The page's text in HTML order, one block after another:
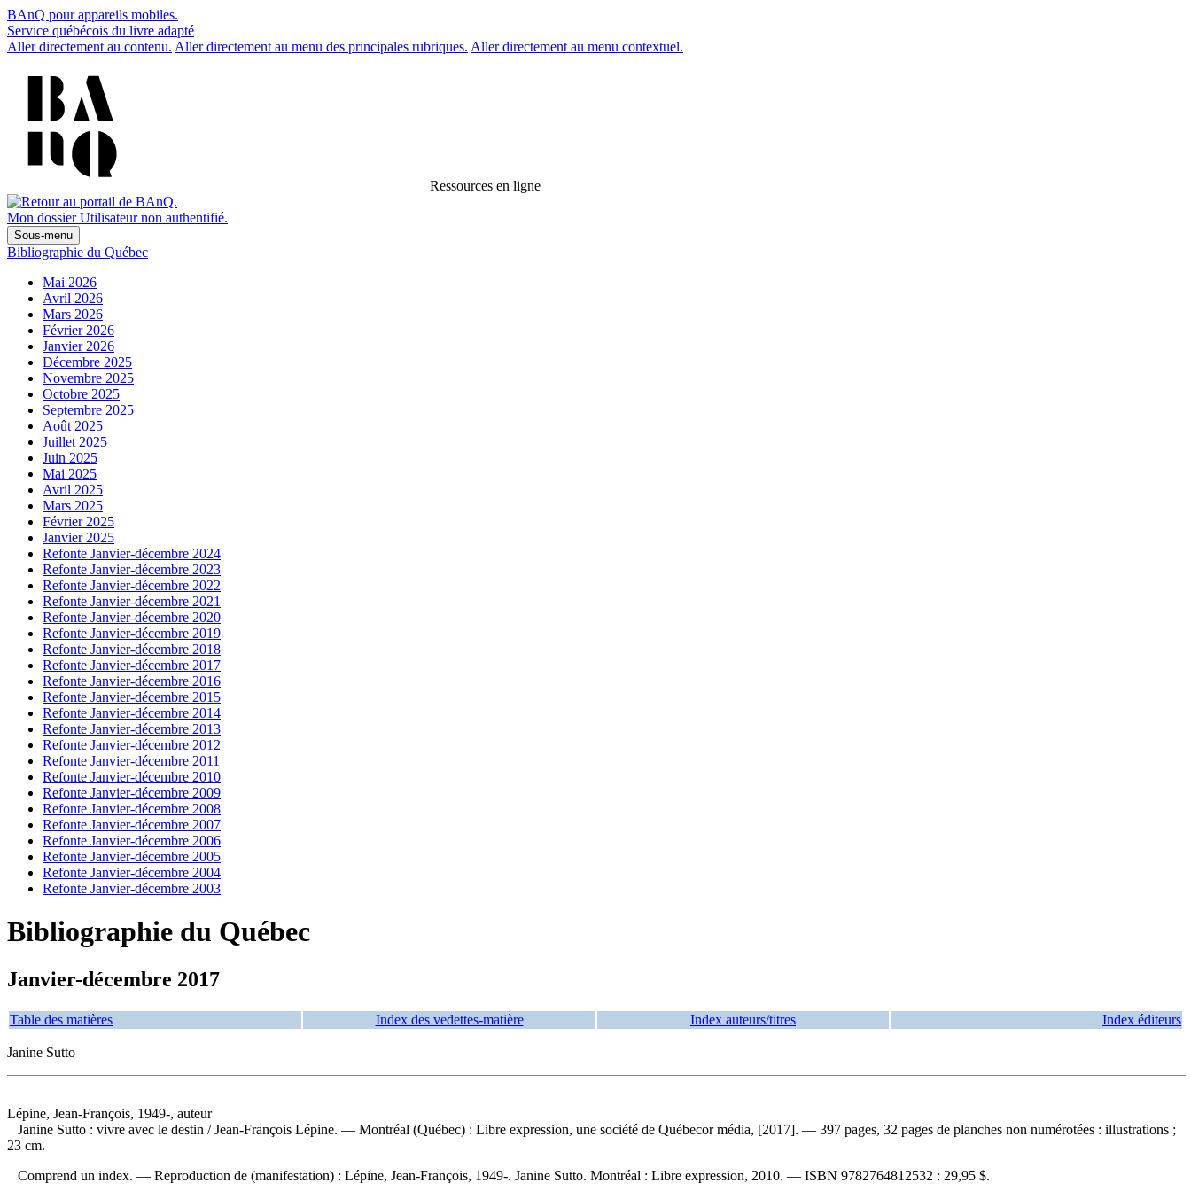
BAnQ pour appareils mobiles.
Service québécois du livre adapté
Aller directement au contenu. Aller directement au menu des principales rubriques. Aller directement au menu contextuel.
Ressources en ligne
Mon dossier Utilisateur non authentifié.
Sous-menu
Bibliographie du Québec
Mai 2026
Avril 2026
Mars 2026
Février 2026
Janvier 2026
Décembre 2025
Novembre 2025
Octobre 2025
Septembre 2025
Août 2025
Juillet 2025
Juin 2025
Mai 2025
Avril 2025
Mars 2025
Février 2025
Janvier 2025
Refonte Janvier-décembre 2024
Refonte Janvier-décembre 2023
Refonte Janvier-décembre 2022
Refonte Janvier-décembre 2021
Refonte Janvier-décembre 2020
Refonte Janvier-décembre 2019
Refonte Janvier-décembre 2018
Refonte Janvier-décembre 2017
Refonte Janvier-décembre 2016
Refonte Janvier-décembre 2015
Refonte Janvier-décembre 2014
Refonte Janvier-décembre 2013
Refonte Janvier-décembre 2012
Refonte Janvier-décembre 2011
Refonte Janvier-décembre 2010
Refonte Janvier-décembre 2009
Refonte Janvier-décembre 2008
Refonte Janvier-décembre 2007
Refonte Janvier-décembre 2006
Refonte Janvier-décembre 2005
Refonte Janvier-décembre 2004
Refonte Janvier-décembre 2003
Bibliographie du Québec
Janvier-décembre 2017
Table des matières Index des vedettes-matière Index auteurs/titres Index éditeurs
Janine Sutto
Lépine, Jean-François, 1949-, auteur
Janine Sutto : vivre avec le destin / Jean-François Lépine. — Montréal (Québec) : Libre expression, une société de Québecor média, [2017]. — 397 pages, 32 pages de planches non numérotées : illustrations ;
23 cm.
Comprend un index. — Reproduction de (manifestation) : Lépine, Jean-François, 1949-. Janine Sutto. Montréal : Libre expression, 2010. — ISBN 9782764812532 : 29,95 $.